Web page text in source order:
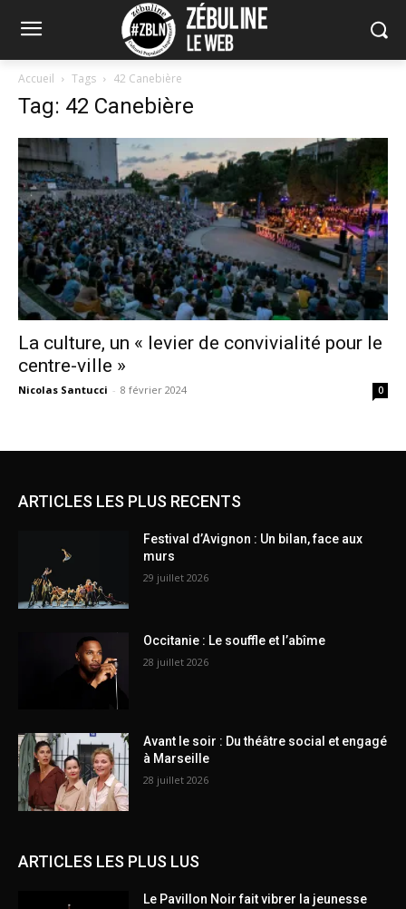
Accueil Tags 42 Canebière
Tag: 42 Canebière
La culture, un « levier de convivialité pour le
centre-ville »
Nicolas Santucci - 8 février 2024 0
ARTICLES LES PLUS RECENTS
Festival d’Avignon : Un bilan, face aux
murs
29 juillet 2026
Occitanie : Le souffle et l’abîme
28 juillet 2026
Avant le soir : Du théâtre social et engagé
à Marseille
28 juillet 2026
ARTICLES LES PLUS LUS
Le Pavillon Noir fait vibrer la jeunesse